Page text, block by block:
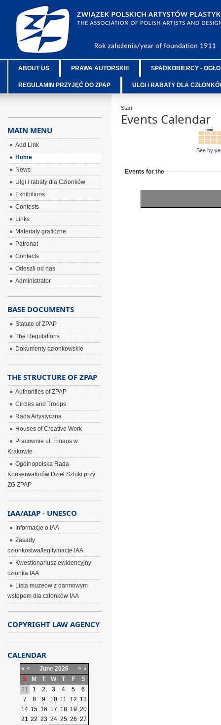
ABOUT US PRAWA AUTORSKIE SPADKOBIERCY -
REGULAMIN PRZYJĘĆ DO ZPAP ULGI i RABATY DLA
Start
Events Calendar
See by
Events for the
MAIN MENU
Add Link
Home
News
Ulgi i rabaty dla Członków
Exhibitions
Contests
Links
Materiały graficzne
Patronat
Contacts
Odeszli od nas
Administrator
BASE DOCUMENTS
Statute of ZPAP
The Regulations
Dokumenty członkowskie
THE STRUCTURE OF ZPAP
Authorities of ZPAP
Circles and Troops
Rada Artystyczna
Houses of Creative Work
Pracownie ul. Emaus w
Krakowie
Ogólnopolska Rada
Konserwatorów Dzieł Sztuki przy
ZG ZPAP
IAA/AIAP - UNESCO
Informacje o IAA
Zasady
członkostwa/legitymacje IAA
Kwestionariusz ewidencyjny
członka IAA
Lista muzeów z darmowym
wstępem dla członków IAA
COPYRIGHT LAW AGENCY
CALENDAR
« < June 2026 > »
S
M T W T F
S
31
1 2 3 4 5
6
7
8 9 10 11 12 13
14 15 16 17 18 19 20
21 22 23 24 25 26 27